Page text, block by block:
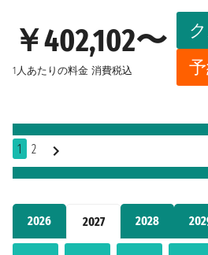
2026 2027 2028
￥402,102〜
1人あたりの料金 消費税込
1 2